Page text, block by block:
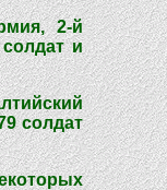
2-й
и
солдат